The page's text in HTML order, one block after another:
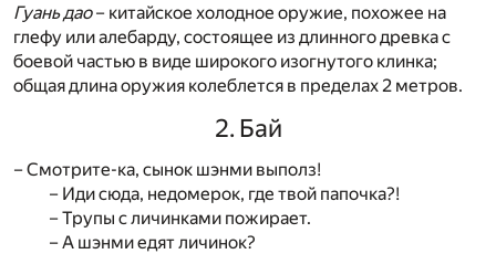
Гуань дао– китайское холодное оружие, похожее на
глефу или алебарду, состоящее из длинного древка с
боевой частью в виде широкого изогнутого клинка;
общая длина оружия колеблется в пределах 2 метров.
2. Бай
– Смотрите-ка, сынок шэнми выполз!
– Иди сюда, недомерок, где твой папочка?!
– Трупы с личинками пожирает.
– А шэнми едят личинок?